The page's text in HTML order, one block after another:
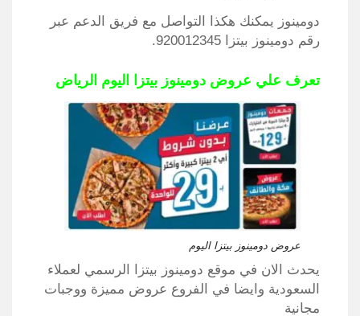
دومينوز يمكنك هكذا التواصل مع فريق الدعم عبر
رقم دومينوز بيتزا 920012345.
تعرف علي عروض دومينوز بيتزا اليوم الرياض
عروض دومينوز بيتزا اليوم
يحدث الان في موقع دومينوز بيتزا الرسمي لعملاء
السعودية وايضا في الفروع عروض مميزة ووجبات
مجانية